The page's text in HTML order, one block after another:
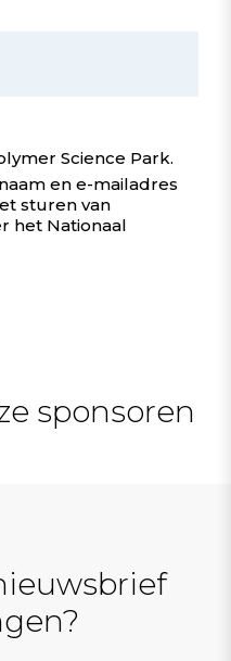
Science Park.
en e-mailadres
het Nationaal
sponsoren